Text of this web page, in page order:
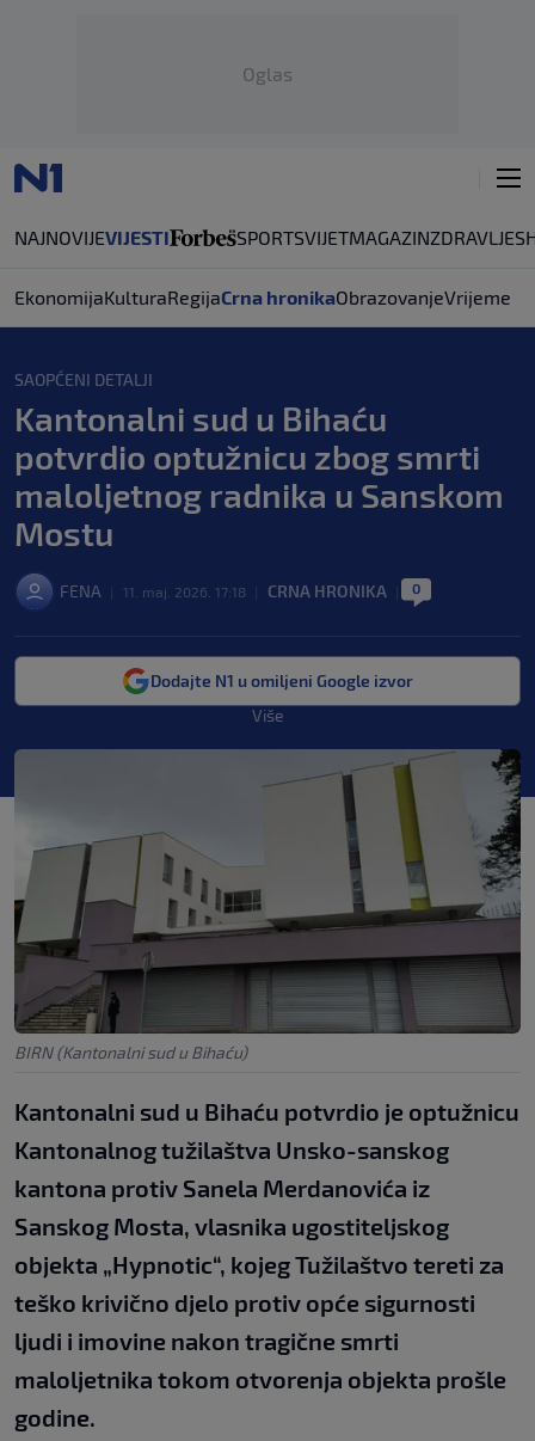
Oglas
NAJNOVIJEVIJESTI SPORTSVIJETMAGAZINZDRAVLJE
EkonomijaKulturaRegijaCrna hronikaObrazovanjeVrijeme
SAOPĆENI DETALJI
Kantonalni sud u Bihaću
potvrdio optužnicu zbog smrti
maloljetnog radnika u Sanskom
Mostu
FENA 11. maj. 2026. 17:18 CRNA HRONIKA 0
Dodajte N1 u omiljeni Google izvor
Više
BIRN (Kantonalni sud u Bihaću)
Kantonalni sud u Bihaću potvrdio je optužnicu
Kantonalnog tužilaštva Unsko-sanskog
kantona protiv Sanela Merdanovića iz
Sanskog Mosta, vlasnika ugostiteljskog
objekta „Hypnotic“, kojeg Tužilaštvo tereti za
teško krivično djelo protiv opće sigurnosti
ljudi i imovine nakon tragične smrti
maloljetnika tokom otvorenja objekta prošle
godine.